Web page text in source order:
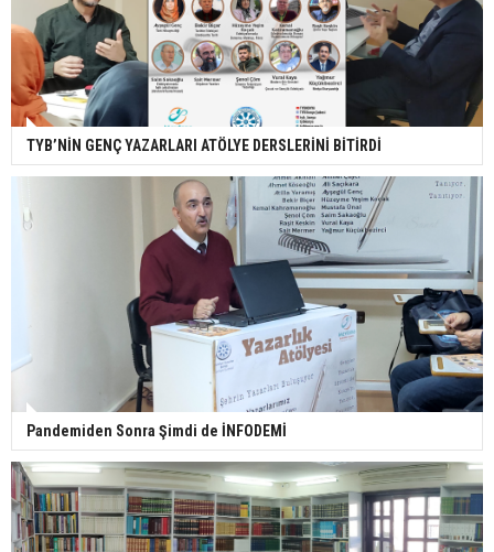
TYB’NİN GENÇ YAZARLARI ATÖLYE DERSLERİNİ BİTİRDİ
Pandemiden Sonra Şimdi de İNFODEMİ